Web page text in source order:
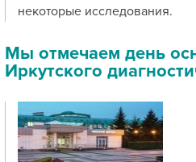
некоторые исследования.
Мы отмечаем день
Иркутского